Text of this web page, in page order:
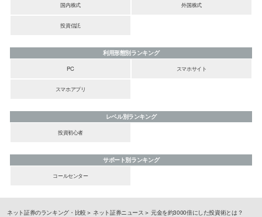
国内株式 外国株式
投資信託
利用形態別ランキング
PC
スマホサイト
スマホアプリ
レベル別ランキング
投資初心者
サポート別ランキング
コールセンター
ネット証券のランキング・比較 ネット証券ニュース 元金を約3000倍にした投資術とは？